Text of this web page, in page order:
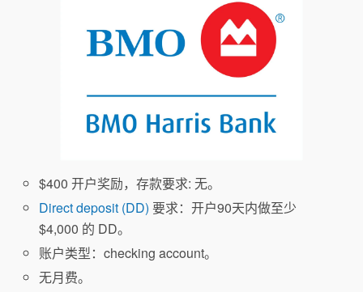
$400 开户奖励，存款要求: 无。
Direct deposit (DD) 要求：开户90天内做至少
$4,000 的 DD。
账户类型：checking account。
无月费。